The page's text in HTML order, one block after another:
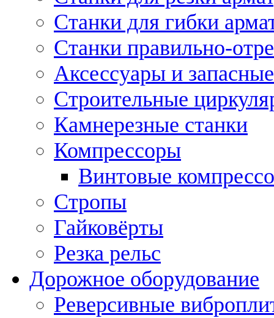
Станки для гибки
Станки правильно-
Аксессуары и
Строительные
Камнерезные станки
Компрессоры
Винтовые
Стропы
Гайковёрты
Резка рельс
Дорожное оборудование
Реверсивные